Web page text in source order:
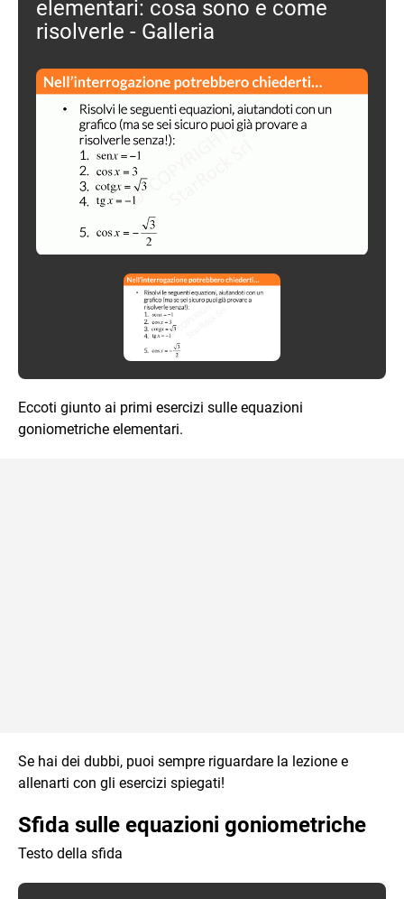
elementari: cosa sono e come
risolverle - Galleria
Eccoti giunto ai primi esercizi sulle equazioni
goniometriche elementari.
Se hai dei dubbi, puoi sempre riguardare la lezione e
allenarti con gli esercizi spiegati!
Sfida sulle equazioni goniometriche
Testo della sfida